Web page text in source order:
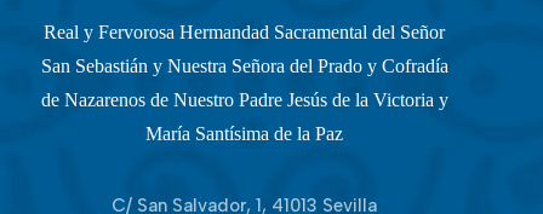
Real y Fervorosa Hermandad Sacramental del Señor
San Sebastián y Nuestra Señora del Prado y Cofradía
de Nazarenos de Nuestro Padre Jesús de la Victoria y
María Santísima de la Paz
C/ San Salvador, 1, 41013 Sevilla